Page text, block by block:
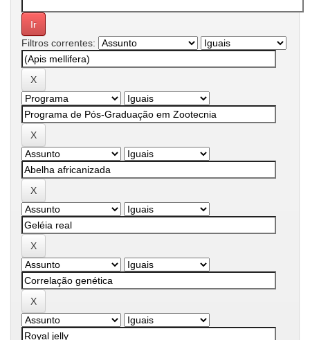
Filtros correntes: